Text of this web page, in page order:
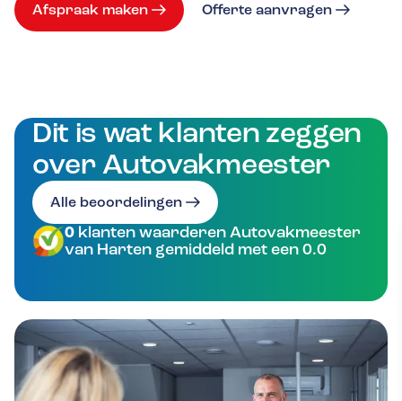
Afspraak maken Offerte aanvragen
Dit is wat klanten zeggen
over Autovakmeester
Alle beoordelingen
0 klanten waarderen Autovakmeester
van Harten gemiddeld met een 0.0